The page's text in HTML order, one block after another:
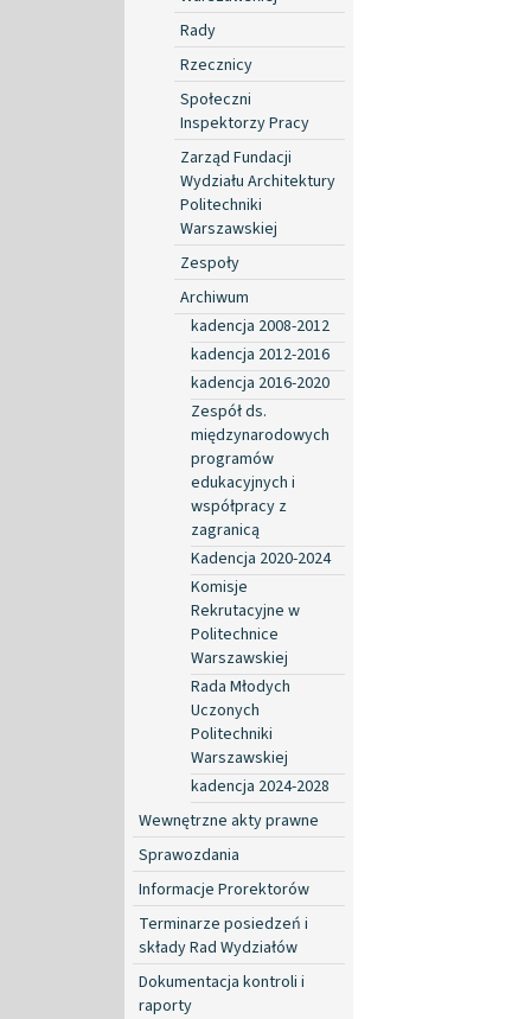
Rady
Rzecznicy
Społeczni
Inspektorzy Pracy
Zarząd Fundacji
Wydziału Architektury
Politechniki
Warszawskiej
Zespoły
Archiwum
kadencja 2008-2012
kadencja 2012-2016
kadencja 2016-2020
Zespół ds.
międzynarodowych
programów
edukacyjnych i
współpracy z
zagranicą
Kadencja 2020-2024
Komisje
Rekrutacyjne w
Politechnice
Warszawskiej
Rada Młodych
Uczonych
Politechniki
Warszawskiej
kadencja 2024-2028
Wewnętrzne akty prawne
Sprawozdania
Informacje Prorektorów
Terminarze posiedzeń i
składy Rad Wydziałów
Dokumentacja kontroli i
raporty